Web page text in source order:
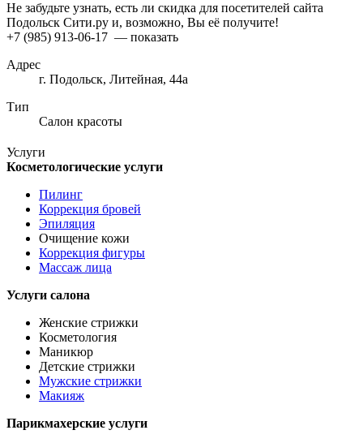
Не забудьте узнать, есть ли скидка для посетителей сайта
Подольск Сити.ру и, возможно, Вы её получите!
+7 (985) 913-06-17 — показать
Адрес
г. Подольск, Литейная, 44а
Тип
Салон красоты
Услуги
Косметологические услуги
Пилинг
Коррекция бровей
Эпиляция
Очищение кожи
Коррекция фигуры
Массаж лица
Услуги салона
Женские стрижки
Косметология
Маникюр
Детские стрижки
Мужские стрижки
Макияж
Парикмахерские услуги